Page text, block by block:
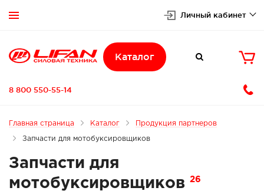
 Личный кабинет
Каталог  
8 800 550-55-14
Главная страница Каталог Продукция партнеров
Запчасти для мотобуксировщиков
Запчасти для
мотобуксировщиков
26